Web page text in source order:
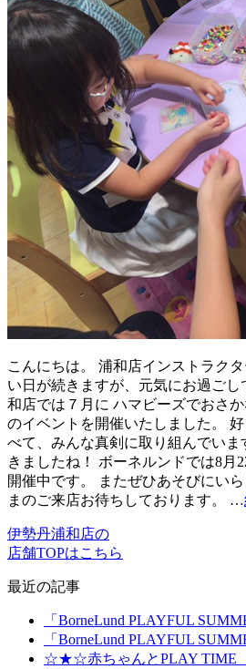
こんにちは。 浦和店インストラク
い日が続きますが、元気にお過ごし
和店では７月に ハマビーズでおさ
のイベントを開催いたしました。
べて、みんな真剣に取り組んでい
きましたね！ ボーネルンドでは8月
開催中です。 またぜひあそびにい
まのご来店お待ちしております。 …
伊勢丹浦和店の
店舗TOPはこちら
最近の記事
「BorneLund PLAYFUL
「BorneLund PLAYFUL
☆★☆赤ちゃんとPLAY TIME